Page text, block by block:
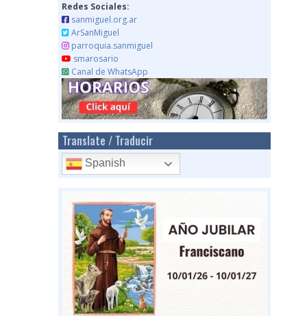
Redes Sociales:
sanmiguel.org.ar
ArSanMiguel
parroquia.sanmiguel
smarosario
Canal de WhatsApp
Translate / Traducir
Spanish